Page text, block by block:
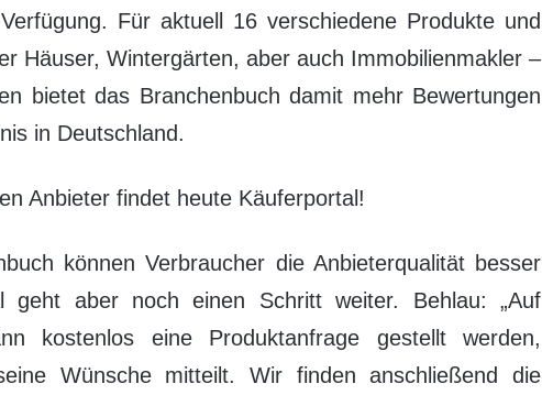
Für aktuell 16 verschiedene Produkte und
Häuser, Wintergärten, aber auch Immobilienmakler –
bietet das Branchenbuch damit mehr Bewertungen
in Deutschland.
Anbieter findet heute Käuferportal!
können Verbraucher die Anbieterqualität besser
geht aber noch einen Schritt weiter. Behlau: „Auf
kostenlos eine Produktanfrage gestellt werden,
Wünsche mitteilt. Wir finden anschließend die